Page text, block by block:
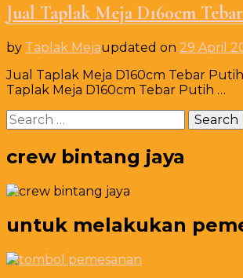
Jual Taplak Meja D160cm
by Taplak Mejaupdated on 29 April
Jual Taplak Meja D160cm Tebar
Taplak Meja D160cm Tebar Putih …
Search
for:
crew bintang jaya
untuk melakukan